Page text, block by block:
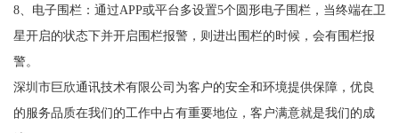
8、电子围栏：通过APP或平台多设置5个圆形电子围栏，当终端在卫
星开启的状态下并开启围栏报警，则进出围栏的时候，会有围栏报
警。
深圳市巨欣通讯技术有限公司为客户的安全和环境提供保障，优良
的服务品质在我们的工作中占有重要地位，客户满意就是我们的成